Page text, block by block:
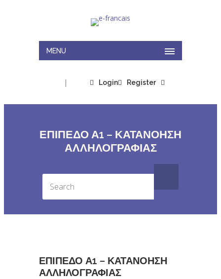
MENU
Login
| Register
ΕΠΙΠΕΔΟ Α1 – ΚΑΤΑΝΟΗΣΗ
ΑΛΛΗΛΟΓΡΑΦΙΑΣ
ΕΠΙΠΕΔΟ Α1 – ΚΑΤΑΝΟΗΣΗ
ΑΛΛΗΛΟΓΡΑΦΙΑΣ